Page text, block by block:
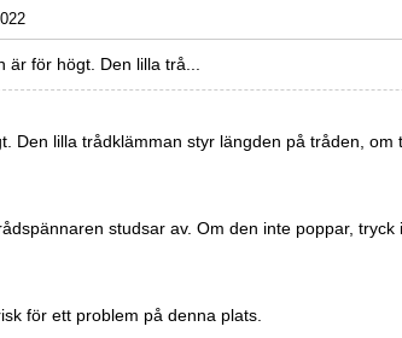
för högt. Den lilla trå...
lilla trådklämman styr längden på tråden,
studsar av. Om den inte poppar,
för ett problem på denna plats.